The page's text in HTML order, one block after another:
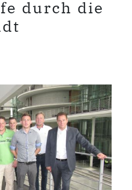
durch die